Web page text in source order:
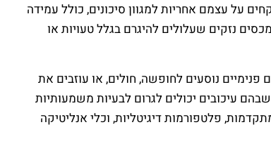
על עצמם אחריות למגוון סיכונים, כולל עמידה
נזקים שעלולים להיגרם בגלל טעויות או
פנימיים נוסעים לחופשה, חולים, או עוזבים את
עיכובים יכולים לגרום לבעיות משמעותיות
פלטפורמות דיגיטליות, וכלי אנליטיקה